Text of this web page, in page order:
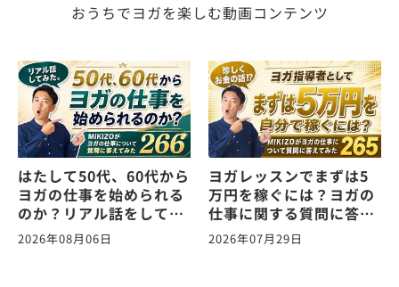
おうちでヨガを楽しむ動画コンテンツ
はたして50代、60代から
ヨガの仕事を始められる
のか？リアル話をしてみ
た。ヨガの仕事に関する
質問に答えます！
2026年08月06日
ヨガレッスンでまずは5
万円を稼ぐには？ヨガの
仕事に関する質問に答え
ます！vol.265
2026年07月29日